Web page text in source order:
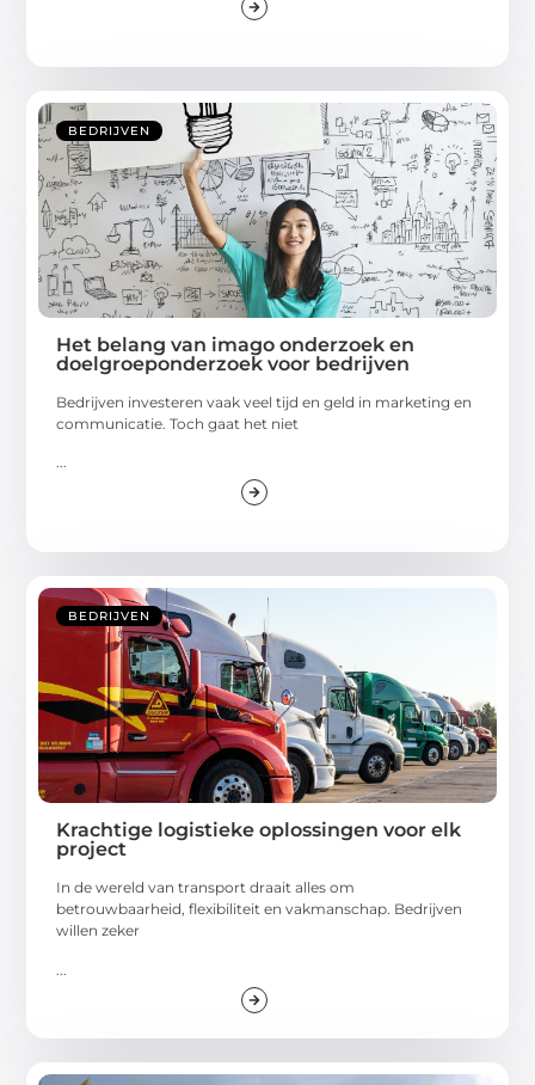
BEDRIJVEN
Het belang van imago onderzoek en
doelgroeponderzoek voor bedrijven
Bedrijven investeren vaak veel tijd en geld in marketing en
communicatie. Toch gaat het niet
...
BEDRIJVEN
Krachtige logistieke oplossingen voor elk
project
In de wereld van transport draait alles om
betrouwbaarheid, flexibiliteit en vakmanschap. Bedrijven
willen zeker